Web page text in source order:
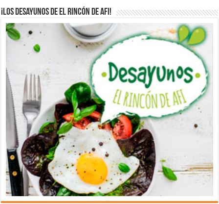
¡Los desayunos de El Rincón de Afi!